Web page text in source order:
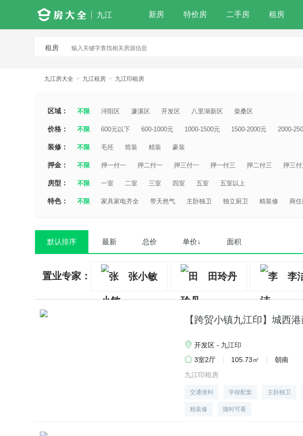
九江 新房 特价房 二手房 租房
租房
九江房大全 > 九江租房 > 九江印租房
区域： 不限 浔阳区 濂溪区 开发区 八里湖新区 柴桑区
价格： 不限 600元以下 600-1000元 1000-1500元 1500-2000元 2000-
装修： 不限 毛坯 简装 精装 豪装
押金： 不限 押一付一 押二付一 押三付一 押一付三 押二付三 押三付
房型： 不限 一室 二室 三室 四室 五室 五室以上
特色： 不限 家具家电齐全 带天然气 主卧独卫 独立厨卫 精装修 商住
默认排序 最新 总价 单价↓ 面积
置业专家： 张小敏 田玲丹 李
【跨贸小镇九江印】城西
开发区 - 九江印
3室2厅
| 105.73㎡ |
朝南
九江印租房
交通便利 学校配套 主卧独卫
精装修 随时可看